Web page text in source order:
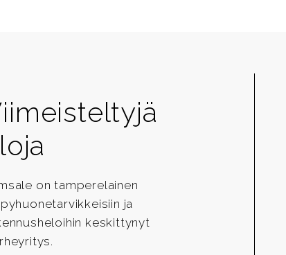
on tamperelainen
ja
keskittynyt